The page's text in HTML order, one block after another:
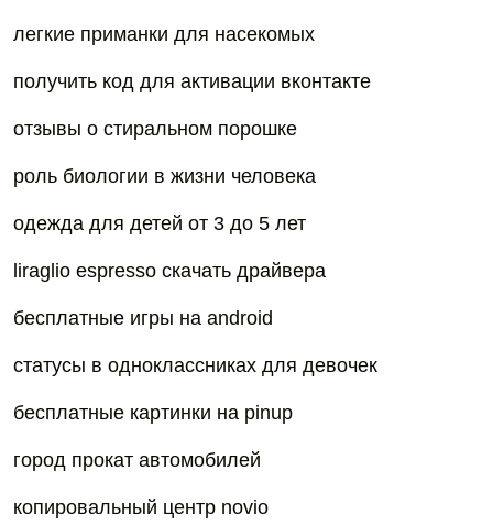
легкие приманки для насекомых
получить код для активации вконтакте
отзывы о стиральном порошке
роль биологии в жизни человека
одежда для детей от 3 до 5 лет
liraglio espresso скачать драйвера
бесплатные игры на android
статусы в одноклассниках для девочек
бесплaтные кaртинки нa pinup
город прокат автомобилей
копировальный центр novio